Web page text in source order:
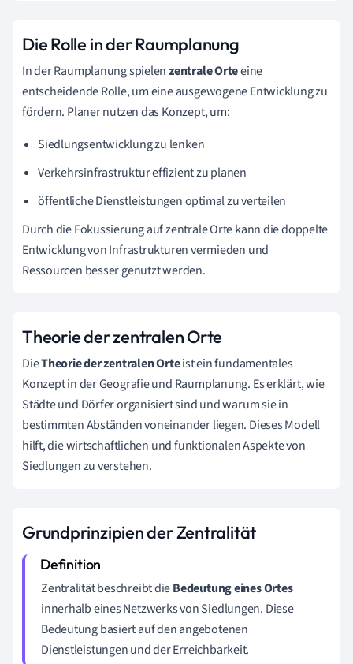
Die Rolle in der Raumplanung
In der Raumplanung spielenzentrale Orteeine
entscheidende Rolle, um eine ausgewogene Entwicklung zu
fördern. Planer nutzen das Konzept, um:
Siedlungsentwicklung zu lenken
Verkehrsinfrastruktur effizient zu planen
öffentliche Dienstleistungen optimal zu verteilen
Durch die Fokussierung auf zentrale Orte kann die doppelte
Entwicklung von Infrastrukturen vermieden und
Ressourcen besser genutzt werden.
Theorie der zentralen Orte
DieTheorie der zentralen Orteist ein fundamentales
Konzept in der Geografie und Raumplanung. Es erklärt, wie
Städte und Dörfer organisiert sind und warum sie in
bestimmten Abständen voneinander liegen. Dieses Modell
hilft, die wirtschaftlichen und funktionalen Aspekte von
Siedlungen zu verstehen.
Grundprinzipien der Zentralität
Zentralität beschreibt dieBedeutung eines Ortes
innerhalb eines Netzwerks von Siedlungen. Diese
Bedeutung basiert auf den angebotenen
Dienstleistungen und der Erreichbarkeit.